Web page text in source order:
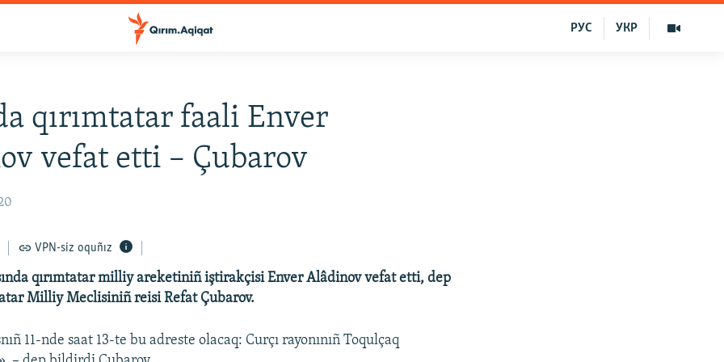
УКР
РУС
qırımtatar faali Enver
vefat etti – Çubarov
VPN-siz oquñız
qırımtatar milliy areketiniñ iştirakçisi Enver Alâdinov vefat etti, dep
Milliy Meclisiniñ reisi Refat Çubarov.
11-nde saat 13-te bu adreste olacaq: Curçı rayonınıñ Toqulçaq